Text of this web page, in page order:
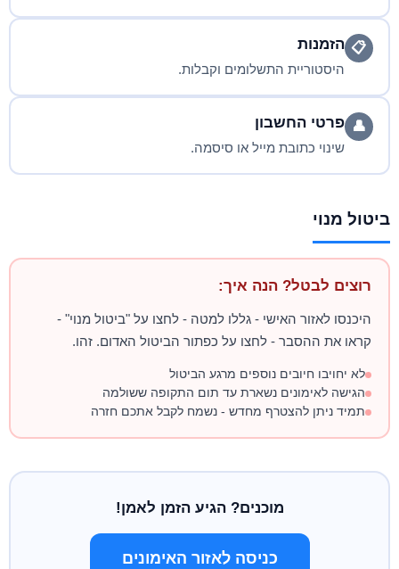
📋 הזמנות
היסטוריית התשלומים וקבלות.
👤 פרטי החשבון
שינוי כתובת מייל או סיסמה.
ביטול מנוי
רוצים לבטל? הנה איך:
היכנסו לאזור האישי - גללו למטה - לחצו על "ביטול מנוי" -
קראו את ההסבר - לחצו על כפתור הביטול האדום. זהו.
לא יחויבו חיובים נוספים מרגע הביטול
הגישה לאימונים נשארת עד תום התקופה ששולמה
תמיד ניתן להצטרף מחדש - נשמח לקבל אתכם חזרה
מוכנים? הגיע הזמן לאמן!
כניסה לאזור האימונים